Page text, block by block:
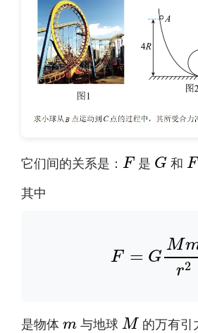
它们间的关系是：
F
是
G
和
F′
其中
mr
是物体 与地球
M
的万有引